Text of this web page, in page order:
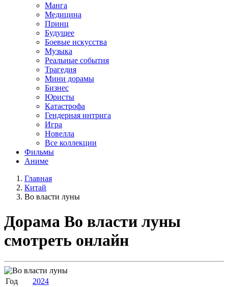
Манга
Медицина
Принц
Будущее
Боевые искусства
Музыка
Реальные события
Трагедия
Мини дорамы
Бизнес
Юристы
Катастрофа
Гендерная интрига
Игра
Новелла
Все коллекции
Фильмы
Аниме
Главная
Китай
Во власти луны
Дорама Во власти луны
смотреть онлайн
Год
2024